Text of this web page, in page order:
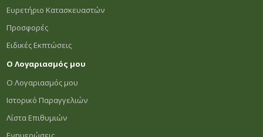
Ευρετήριο Κατασκευαστών
Προσφορές
Ειδικές Εκπτώσεις
Ο Λογαριασμός μου
Ο Λογαριασμός μου
Ιστορικό Παραγγελιών
Λίστα Επιθυμιών